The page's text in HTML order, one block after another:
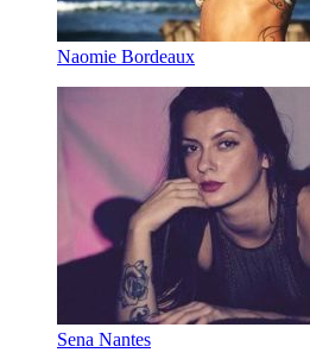
Naomie Bordeaux
Sena Nantes